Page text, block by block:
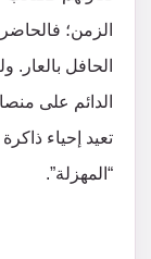
الزمن؛
الحافل
الدائم على
تعيد إحياء
“المهزلة”.